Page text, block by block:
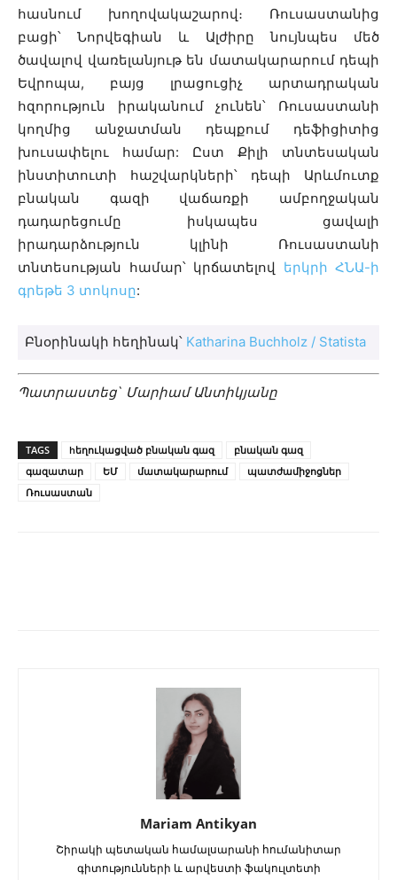
հասնում խողովակաշարով։ Ռուսաստանից
բացի՝ Նորվեգիան և Ալժիրը նույնպես մեծ
ծավալով վառելանյութ են մատակարարում դեպի
Եվրոպա, բայց լրացուցիչ արտադրական
հզորություն իրականում չունեն՝ Ռուսաստանի
կողմից անջատման դեպքում դեֆիցիտից
խուսափելու համար: Ըստ Քիլի տնտեսական
ինստիտուտի հաշվարկների՝ դեպի Արևմուտք
բնական գազի վաճառքի ամբողջական
դադարեցումը իսկապես ցավալի
իրադարձություն կլինի Ռուսաստանի
տնտեսության համար՝ կրճատելով երկրի ՀՆԱ-ի
գրեթե 3 տոկոսը:
Բնօրինակի հեղինակ՝ Katharina Buchholz / Statista
Պատրաստեց` Մարիամ Անտիկյանը
TAGS hեղուկացված բնական գազ
բնական գազ
գազատար
ԵՄ մատակարարում
պատժամիջոցներ
Ռուսաստան
Mariam Antikyan
Շիրակի պետական համալսարանի հումանիտար
գիտությունների և արվեստի ֆակուլտետի